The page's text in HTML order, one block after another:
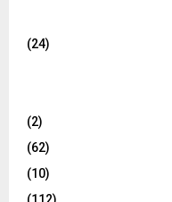
(24)
(2)
(62)
(10)